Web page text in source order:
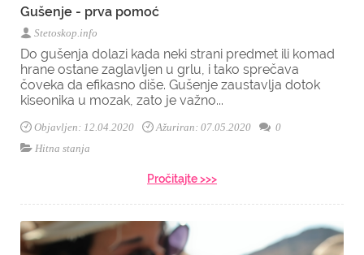
Gušenje - prva pomoć
Stetoskop.info
Do gušenja dolazi kada neki strani predmet ili komad
hrane ostane zaglavljen u grlu, i tako sprečava
čoveka da efikasno diše. Gušenje zaustavlja dotok
kiseonika u mozak, zato je važno...
Objavljen: 12.04.2020 Ažuriran: 07.05.2020
0
Hitna stanja
Pročitajte >>>